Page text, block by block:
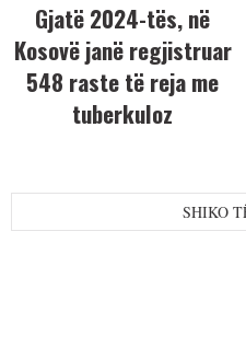
Gjatë 2024-tës, në
Kosovë janë regjistruar
548 raste të reja me
tuberkuloz
SHIKO